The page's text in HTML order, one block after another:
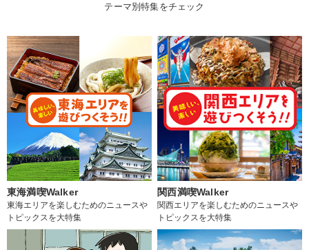
テーマ別特集をチェック
東海満喫Walker
東海エリアを楽しむためのニュースや
トピックスを大特集
関西満喫Walker
関西エリアを楽しむためのニュースや
トピックスを大特集